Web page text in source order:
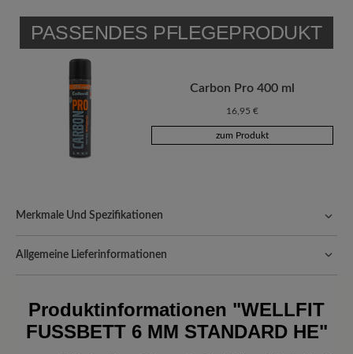
PASSENDES PFLEGEPRODUKT
Carbon Pro 400 ml
16,95 €
zum Produkt
Merkmale Und Spezifikationen
kräftige Füße
Allgemeine Lieferinformationen
hinzugefügt – unabhängig vom Bestellwert.
Freuen Sie sich auf Ihr Paket!Sobald Ihre Bestellung unser Lager in
Produktinformationen "WELLFIT
FUSSBETT 6 MM STANDARD HE"